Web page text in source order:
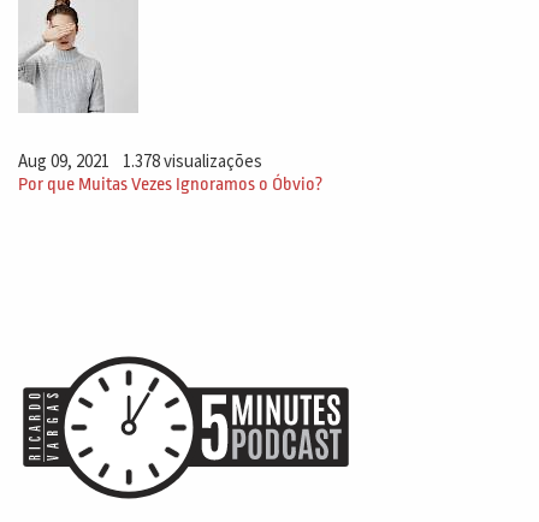
Aug 09, 2021 1.378 visualizações
Por que Muitas Vezes Ignoramos o Óbvio?